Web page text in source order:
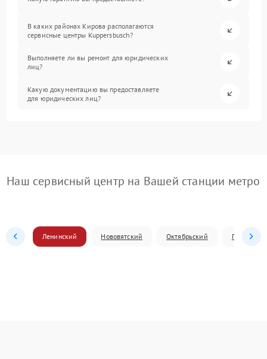
В каких районах Кирова располагаются
сервисные центры Kuppersbusch?
Выполняете ли вы ремонт для юридических
лиц?
Какую документацию вы предоставляете
для юридических лиц?
Наш сервисный центр на Вашей станции метро
Ленинский Нововятский Октябрьский